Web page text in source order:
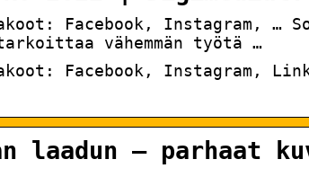
Facebook, Instagram, …
vähemmän työtä …
Facebook, Instagram,
laadun – parhaat